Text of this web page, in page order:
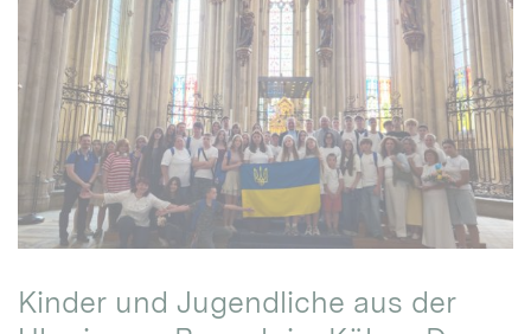
Kinder und Jugendliche aus der